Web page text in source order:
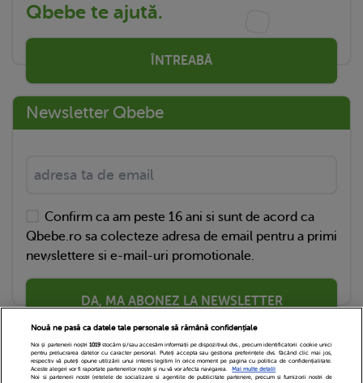
Qbebe te ajută.
ÎNTREABĂ
Newsletter Qbebe
Confirm ca am peste 16 ani si sunt de acord ca
Qbebe.ro sa colecteze adresa de email pentru a primi
newslettere si e-mail-uri promotionale.
DA, MA ABONEZ LA NEWSLETTER
Nouă ne pasă ca datele tale personale să rămână confidențiale
Noi și partenerii noștri 1019stocăm și/sau accesăm informații pe dispozitivul dvs., precum identificatorii cookie unici
pentru prelucrarea datelor cu caracter personal. Puteți accepta sau gestiona preferințele dvs. făcând clic mai jos,
respectiv vă puteți opune utilizării unui interes legitim în orice moment pe pagina cu politica de confidențialitate.
Aceste alegeri vor fi raportate partenerilor noștri și nu vă vor afecta navigarea.
Mai multe detalii
Noi si partenerii nostri (retelele de socializare si agentiile de publicitate partenere, precum si furnizorii nostri de